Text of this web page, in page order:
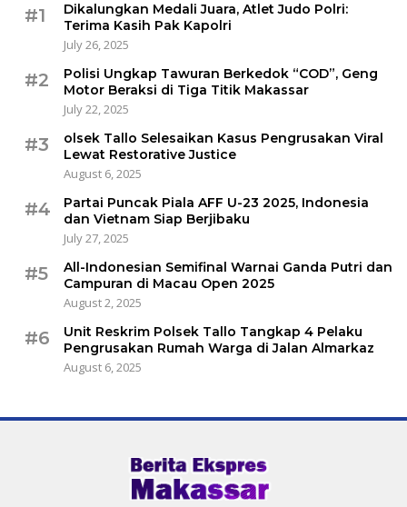
#1
Dikalungkan Medali Juara, Atlet Judo Polri:
Terima Kasih Pak Kapolri
July 26, 2025
#2
Polisi Ungkap Tawuran Berkedok “COD”, Geng
Motor Beraksi di Tiga Titik Makassar
July 22, 2025
#3
olsek Tallo Selesaikan Kasus Pengrusakan Viral
Lewat Restorative Justice
August 6, 2025
#4
Partai Puncak Piala AFF U-23 2025, Indonesia
dan Vietnam Siap Berjibaku
July 27, 2025
#5
All-Indonesian Semifinal Warnai Ganda Putri dan
Campuran di Macau Open 2025
August 2, 2025
#6
Unit Reskrim Polsek Tallo Tangkap 4 Pelaku
Pengrusakan Rumah Warga di Jalan Almarkaz
August 6, 2025